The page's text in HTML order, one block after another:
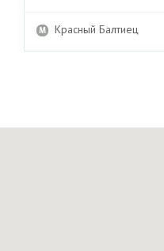
Красный Балтиец